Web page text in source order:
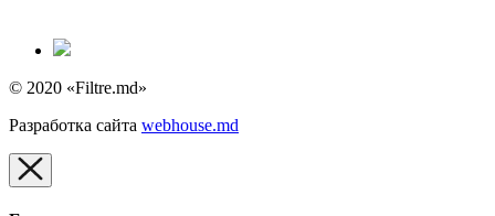
© 2020 «Filtre.md»
Разработка сайта webhouse.md